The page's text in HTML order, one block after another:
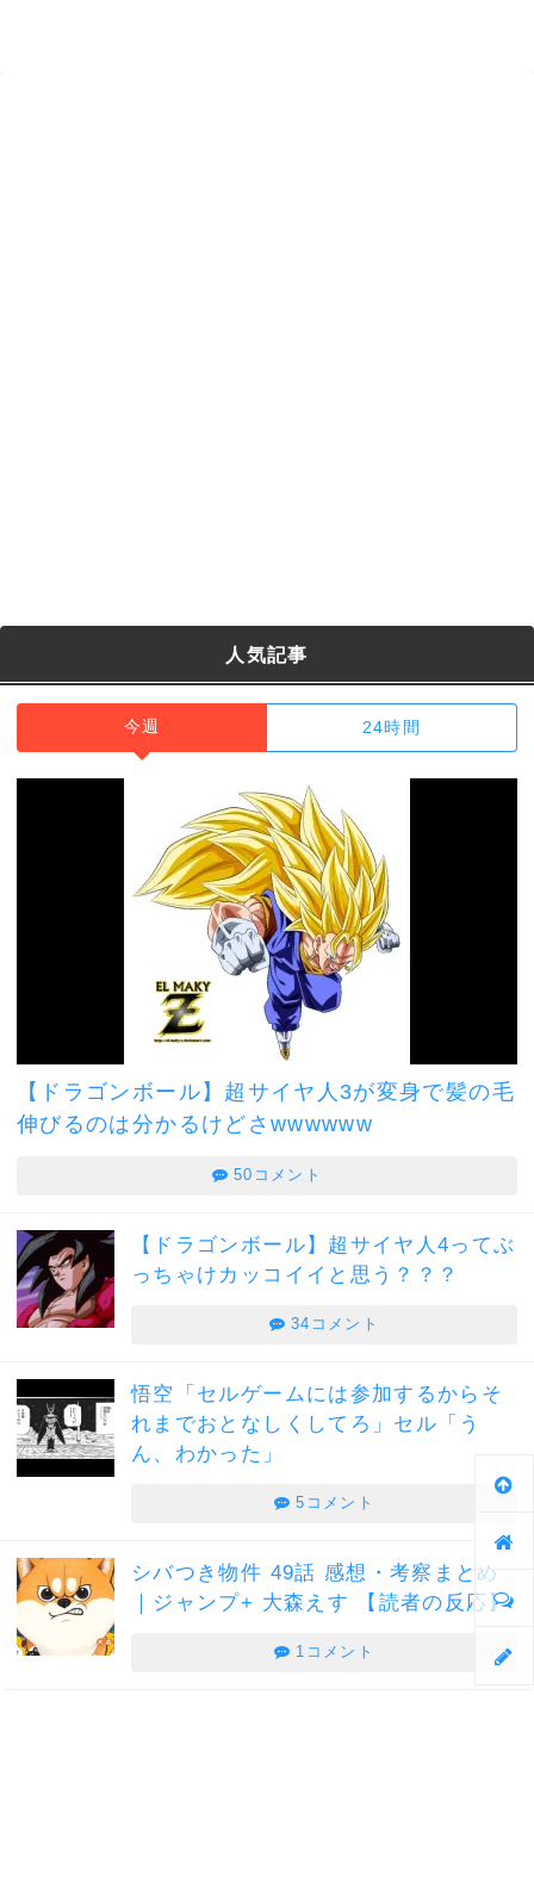
人気記事
今週 24時間
【ドラゴンボール】超サイヤ人3が変身で髪の毛
伸びるのは分かるけどさwwwwww
50コメント
【ドラゴンボール】超サイヤ人4ってぶ
っちゃけカッコイイと思う？？？
34コメント
悟空「セルゲームには参加するからそ
れまでおとなしくしてろ」セル「う
ん、わかった」
5コメント
シバつき物件 49話 感想・考察まとめ
｜ジャンプ+ 大森えす 【読者の反応】
1コメント